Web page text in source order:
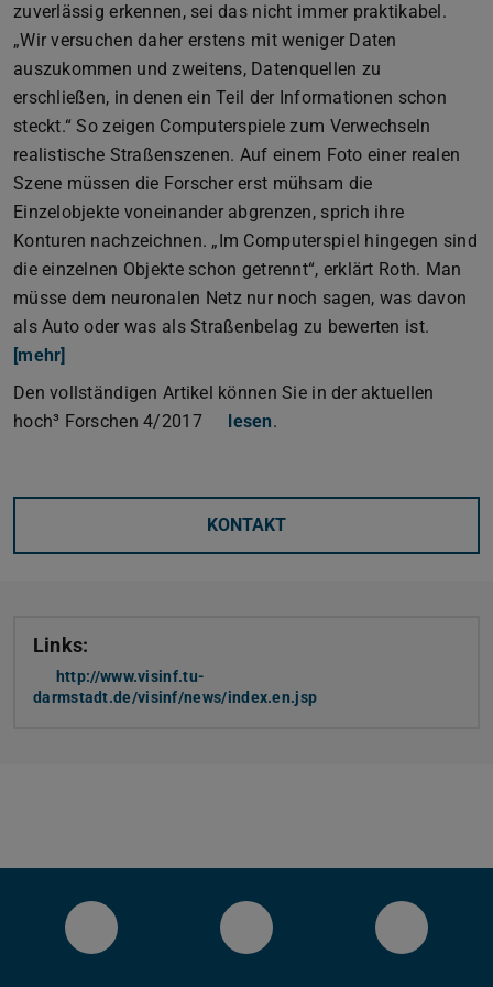
zuverlässig erkennen, sei das nicht immer praktikabel.
„Wir versuchen daher erstens mit weniger Daten
auszukommen und zweitens, Datenquellen zu
erschließen, in denen ein Teil der Informationen schon
steckt.“ So zeigen Computerspiele zum Verwechseln
realistische Straßenszenen. Auf einem Foto einer realen
Szene müssen die Forscher erst mühsam die
Einzelobjekte voneinander abgrenzen, sprich ihre
Konturen nachzeichnen. „Im Computerspiel hingegen sind
die einzelnen Objekte schon getrennt“, erklärt Roth. Man
müsse dem neuronalen Netz nur noch sagen, was davon
als Auto oder was als Straßenbelag zu bewerten ist.
[mehr]
Den vollständigen Artikel können Sie in der aktuellen
hoch³ Forschen 4/2017
lesen.
KONTAKT
Links:
http://www.visinf.tu-
darmstadt.de/visinf/news/index.en.jsp
LinkedIn-Seite des Fachbereichs
YouTube Bluesky